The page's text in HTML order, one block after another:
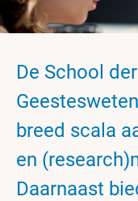
De School der
breed scala
en
Daarnaast